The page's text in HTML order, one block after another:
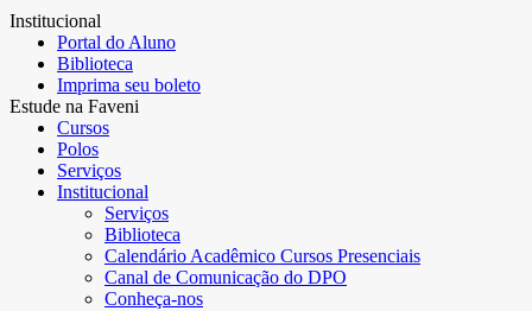
Institucional
Portal do Aluno
Biblioteca
Imprima seu boleto
Estude na Faveni
Cursos
Polos
Serviços
Institucional
Serviços
Biblioteca
Calendário Acadêmico Cursos Presenciais
Canal de Comunicação do DPO
Conheça-nos